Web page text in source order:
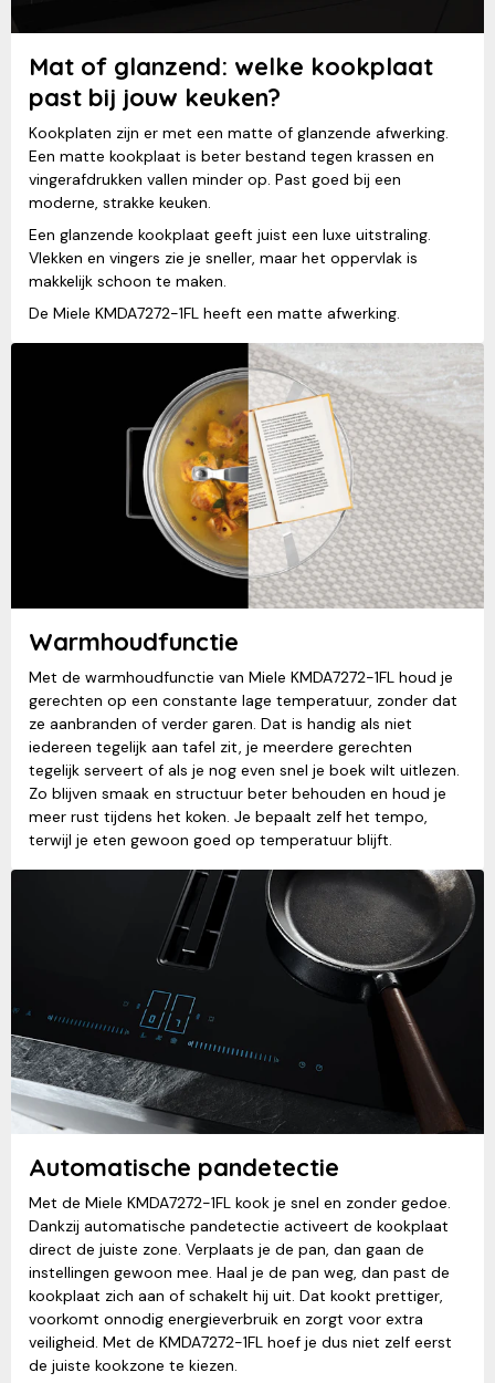
Mat of glanzend: welke kookplaat
past bij jouw keuken?
Kookplaten zijn er met een matte of glanzende afwerking.
Een matte kookplaat is beter bestand tegen krassen en
vingerafdrukken vallen minder op. Past goed bij een
moderne, strakke keuken.
Een glanzende kookplaat geeft juist een luxe uitstraling.
Vlekken en vingers zie je sneller, maar het oppervlak is
makkelijk schoon te maken.
De Miele KMDA7272-1FL heeft een matte afwerking.
Warmhoudfunctie
Met de warmhoudfunctie van Miele KMDA7272-1FL houd je
gerechten op een constante lage temperatuur, zonder dat
ze aanbranden of verder garen. Dat is handig als niet
iedereen tegelijk aan tafel zit, je meerdere gerechten
tegelijk serveert of als je nog even snel je boek wilt uitlezen.
Zo blijven smaak en structuur beter behouden en houd je
meer rust tijdens het koken. Je bepaalt zelf het tempo,
terwijl je eten gewoon goed op temperatuur blijft.
Automatische pandetectie
Met de Miele KMDA7272-1FL kook je snel en zonder gedoe.
Dankzij automatische pandetectie activeert de kookplaat
direct de juiste zone. Verplaats je de pan, dan gaan de
instellingen gewoon mee. Haal je de pan weg, dan past de
kookplaat zich aan of schakelt hij uit. Dat kookt prettiger,
voorkomt onnodig energieverbruik en zorgt voor extra
veiligheid. Met de KMDA7272-1FL hoef je dus niet zelf eerst
de juiste kookzone te kiezen.